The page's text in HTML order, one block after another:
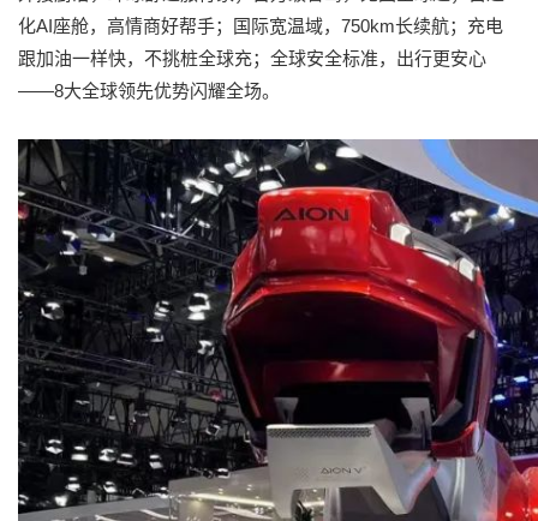
化AI座舱，高情商好帮手；国际宽温域，750km长续航；充电
跟加油一样快，不挑桩全球充；全球安全标准，出行更安心
——8大全球领先优势闪耀全场。